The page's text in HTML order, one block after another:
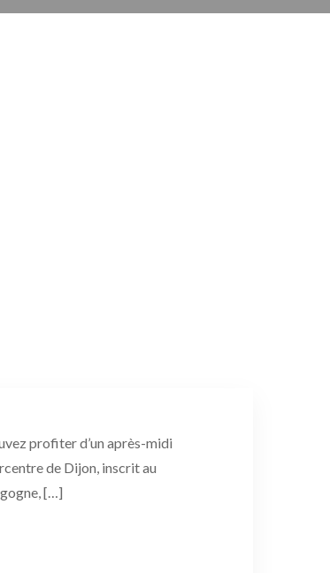
profiter d’un après-midi
de Dijon, inscrit au
[…]